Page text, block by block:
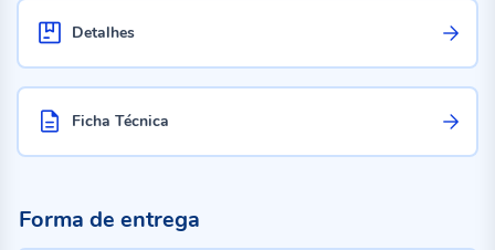
Detalhes
Ficha Técnica
Forma de entrega